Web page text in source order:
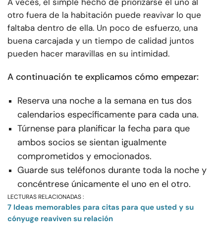
otro fuera de la habitación puede reavivar lo que
faltaba dentro de ella. Un poco de esfuerzo, una
buena carcajada y un tiempo de calidad juntos
pueden hacer maravillas en su intimidad.
A continuación te explicamos cómo empezar:
Reserva una noche a la semana en tus dos
calendarios específicamente para cada una.
Túrnense para planificar la fecha para que
ambos socios se sientan igualmente
comprometidos y emocionados.
Guarde sus teléfonos durante toda la noche y
concéntrese únicamente el uno en el otro.
LECTURAS RELACIONADAS :
7 Ideas memorables para citas para que usted y su
cónyuge reaviven su relación